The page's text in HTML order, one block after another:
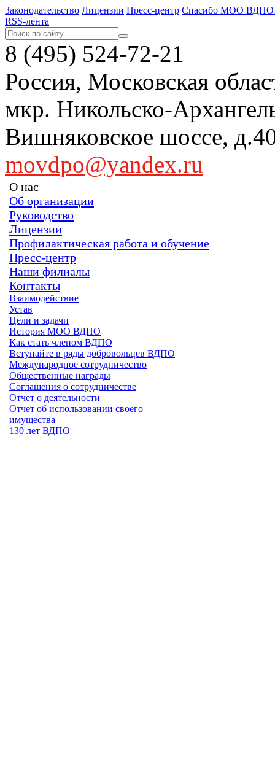
Законодательство Лицензии Пресс-центр Спасибо МОО
RSS-лента
8 (495) 524-72-21
Россия, Московская
мкр. Никольско-
Вишняковское шоссе,
movdpo@yandex.ru
О нас
Об организации
Руководство
Лицензии
Профилактическая работа и обучение
Пресс-центр
Наши филиалы
Контакты
Взаимодействие
Устав
Цели и задачи
История МОО ВДПО
Как стать членом ВДПО
Вступайте в ряды добровольцев ВДПО
Международное сотрудничество
Общественные награды
Соглашения о сотрудничестве
Отчет о деятельности
Отчет об использовании своего
имущества
130 лет ВДПО